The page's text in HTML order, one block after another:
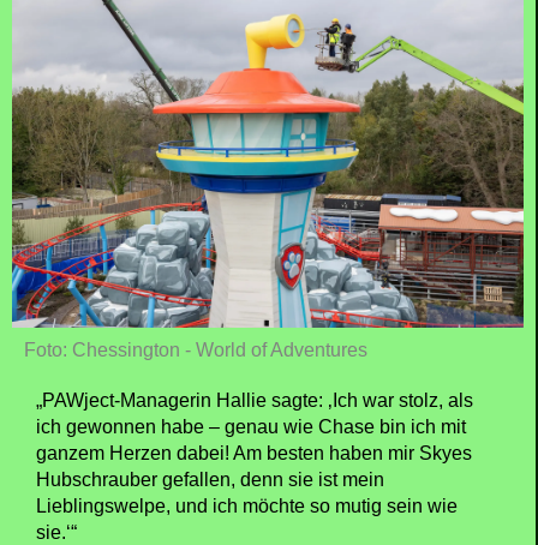
Foto: Chessington - World of Adventures
„PAWject-Managerin Hallie sagte: ‚Ich war stolz, als
ich gewonnen habe – genau wie Chase bin ich mit
ganzem Herzen dabei! Am besten haben mir Skyes
Hubschrauber gefallen, denn sie ist mein
Lieblingswelpe, und ich möchte so mutig sein wie
sie.‘“